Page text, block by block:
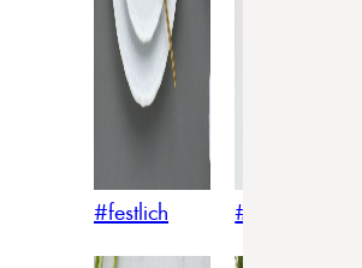
#festlich #traditionell